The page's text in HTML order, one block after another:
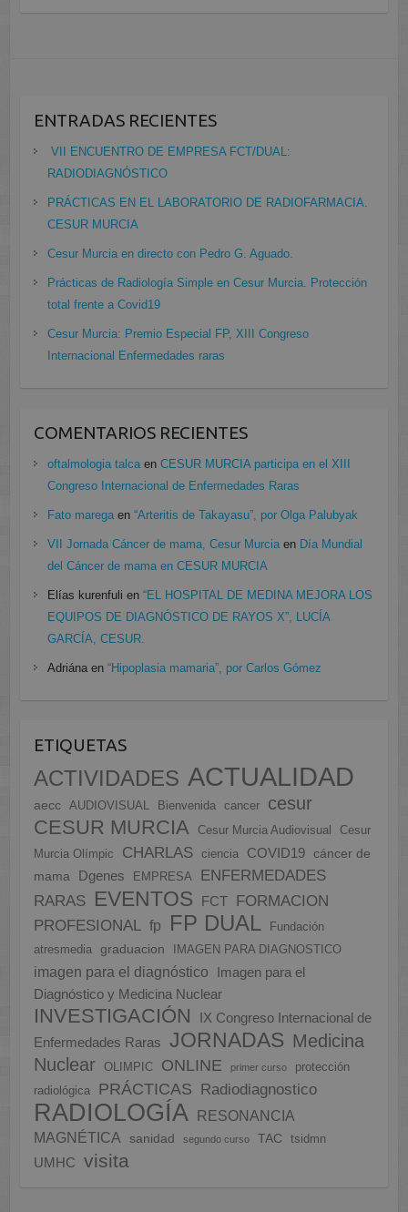
ENTRADAS RECIENTES
VII ENCUENTRO DE EMPRESA FCT/DUAL:
RADIODIAGNÓSTICO
PRÁCTICAS EN EL LABORATORIO DE RADIOFARMACIA.
CESUR MURCIA
Cesur Murcia en directo con Pedro G. Aguado.
Prácticas de Radiología Simple en Cesur Murcia. Protección
total frente a Covid19
Cesur Murcia: Premio Especial FP, XIII Congreso
Internacional Enfermedades raras
COMENTARIOS RECIENTES
oftalmologia talcaen CESUR MURCIA participa en el XIII
Congreso Internacional de Enfermedades Raras
Fato maregaen “Arteritis de Takayasu”, por Olga Palubyak
VII Jornada Cáncer de mama, Cesur Murciaen Día Mundial
del Cáncer de mama en CESUR MURCIA
Elías kurenfuli en “EL HOSPITAL DE MEDINA MEJORA LOS
EQUIPOS DE DIAGNÓSTICO DE RAYOS X”, LUCÍA
GARCÍA, CESUR.
Adriánaen “Hipoplasia mamaria”, por Carlos Gómez
ETIQUETAS
ACTIVIDADES ACTUALIDAD
aecc AUDIOVISUAL Bienvenida cancer cesur
CESUR MURCIA Cesur Murcia Audiovisual
Cesur
Murcia Olímpic
CHARLAS ciencia COVID19
cáncer de
mama
Dgenes EMPRESA
ENFERMEDADES
RARAS EVENTOS FCT
FORMACION
PROFESIONAL fp FP DUAL
Fundación
atresmedia
graduacion IMAGEN PARA DIAGNOSTICO
imagen para el diagnóstico
Imagen para el
Diagnóstico y Medicina Nuclear
INVESTIGACIÓN
IX Congreso Internacional de
Enfermedades Raras
JORNADAS Medicina
Nuclear
OLIMPIC ONLINE primer curso
protección
radiológica
PRÁCTICAS Radiodiagnostico
RADIOLOGÍA
RESONANCIA
MAGNÉTICA
sanidad segundo curso TAC tsidmn
UMHC visita